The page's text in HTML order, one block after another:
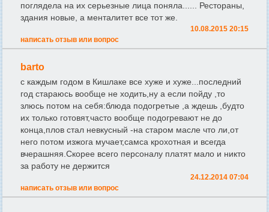
поглядела на их серьезные лица поняла...... Рестораны,
здания новые, а менталитет все тот же.
10.08.2015 20:15
написать отзыв или вопрос
barto
с каждым годом в Кишлаке все хуже и хуже...последний
год стараюсь вообще не ходить,ну а если пойду ,то
злюсь потом на себя:блюда подогретые ,а ждешь ,будто
их только готовят,часто вообще подогревают не до
конца,плов стал невкусный -на старом масле что ли,от
него потом изжога мучает,самса крохотная и всегда
вчерашняя.Скорее всего персоналу платят мало и никто
за работу не держится
24.12.2014 07:04
написать отзыв или вопрос